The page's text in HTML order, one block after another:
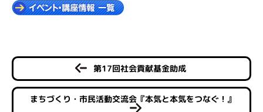
第17回社会貢献基金助成
まちづくり・市民活動交流会『本気と本気をつなぐ！』